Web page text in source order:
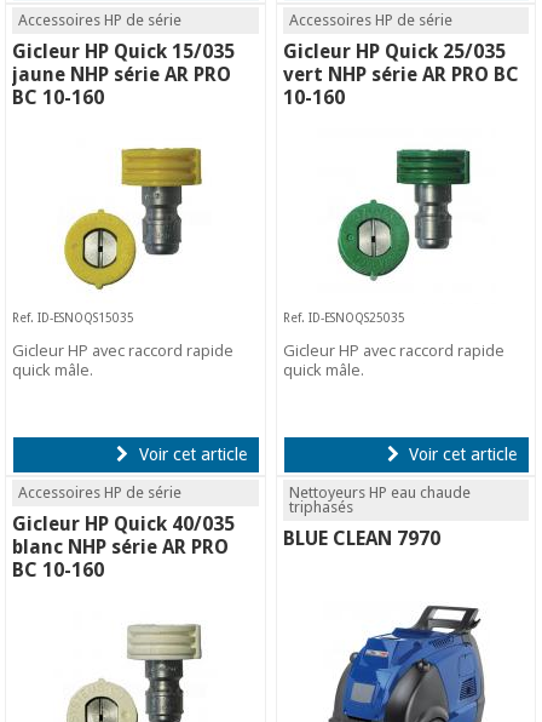
Accessoires HP de série
Gicleur HP Quick 15/035
jaune NHP série AR PRO
BC 10-160
Ref. ID-ESNOQS15035
Gicleur HP avec raccord rapide
quick mâle.
Voir cet article
Accessoires HP de série
Gicleur HP Quick 25/035
vert NHP série AR PRO BC
10-160
Ref. ID-ESNOQS25035
Gicleur HP avec raccord rapide
quick mâle.
Voir cet article
Accessoires HP de série
Gicleur HP Quick 40/035
blanc NHP série AR PRO
BC 10-160
Nettoyeurs HP eau chaude
triphasés
BLUE CLEAN 7970